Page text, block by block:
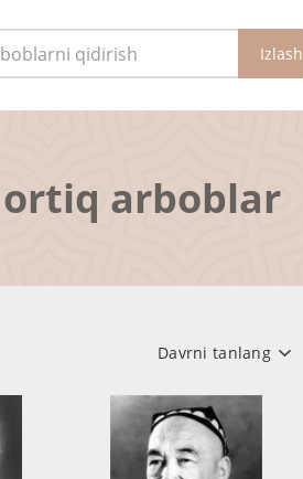
Izlash
ortiq arboblar
Davrni tanlang